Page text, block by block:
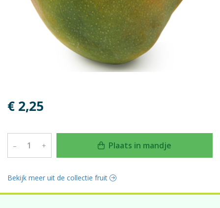
€ 2,25
– + Plaats in mandje
Bekijk meer uit de collectie fruit